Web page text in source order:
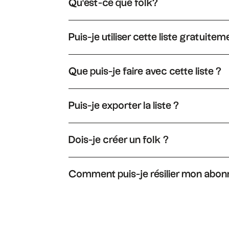
Qu'est-ce que folk?
Puis-je utiliser cette liste
Que puis-je faire avec cette liste ?
Puis-je exporter la liste ?
Dois-je créer un folk ?
Comment puis-je résilier mon